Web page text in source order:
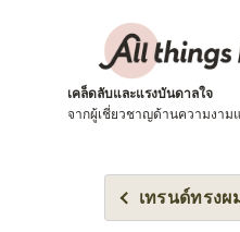
เคล็ดลับและแรงบันดาลใจ
จากผู้เชี่ยวชาญด้านความงาม
เทรนด์ทรงผ